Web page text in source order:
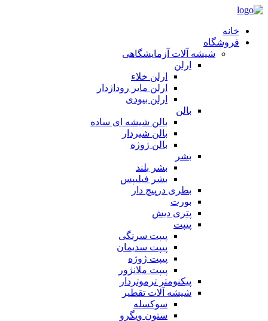
خانه
فروشگاه
شیشه آلات آزمایشگاهی
ارلن
ارلن خلاء
ارلن مایر روداژدار
ارلن بیودی
بالن
بالن شیشه ای ساده
بالن شیردار
بالن ژوژه
بشر
بشر بلند
بشر فیلیپس
بطری درپیچ دار
بورت
پتری دیش
پیپت
پیپت سرنگی
پیپت سدیمان
پیپت ژوژه
پیپت ملانژور
پیکنومتر ترموتردار
شیشه آلات تقطیر
سوکسله
ستون ویگرو